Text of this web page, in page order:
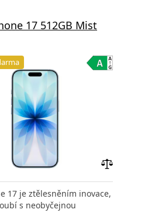
17 512GB Mist
porovnání
17 je ztělesněním inovace,
s neobyčejnou